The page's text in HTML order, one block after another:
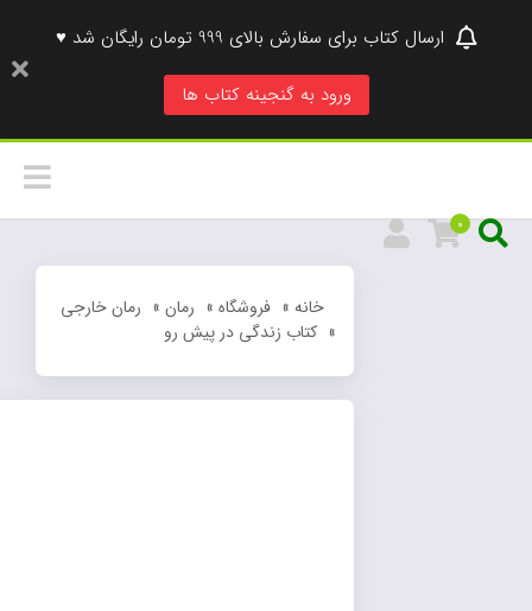
ارسال کتاب برای سفارش بالای 999 تومان رایگان شد ♥
ورود به گنجینه کتاب ها
فروشگاه » رمان» رمان خارجی
کتاب زندگی در پیش رو